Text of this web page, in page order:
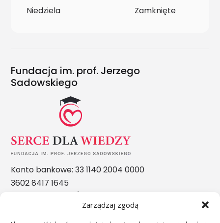
Zarządzaj zgodą
Niedziela
Zamknięte
Fundacja im. prof. Jerzego
Sadowskiego
Konto bankowe: 33 1140 2004 0000
3602 8417 1645
Nasze nagrody